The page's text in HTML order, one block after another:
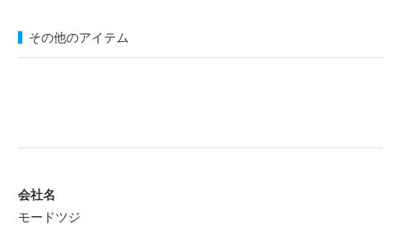
その他のアイテム
会社名
モードツジ